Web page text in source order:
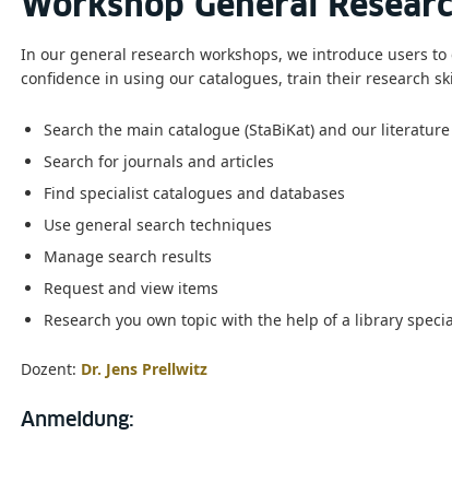
Workshop General
In our general research workshops, we introduce users
confidence in using our catalogues, train their research
Search the main catalogue (StaBiKat) and our
Search for journals and articles
Find specialist catalogues and databases
Use general search techniques
Manage search results
Request and view items
Research you own topic with the help of a library
Dozent: Dr. Jens Prellwitz
Anmeldung: